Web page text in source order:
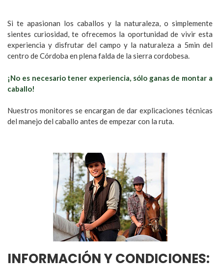
Si te apasionan los caballos y la naturaleza, o simplemente
sientes curiosidad, te ofrecemos la oportunidad de vivir esta
experiencia y disfrutar del campo y la naturaleza a 5min del
centro de Córdoba en plena falda de la sierra cordobesa.
¡No es necesario tener experiencia, sólo ganas de montar a
caballo!
Nuestros monitores se encargan de dar explicaciones técnicas
del manejo del caballo antes de empezar con la ruta.
INFORMACIÓN Y CONDICIONES: